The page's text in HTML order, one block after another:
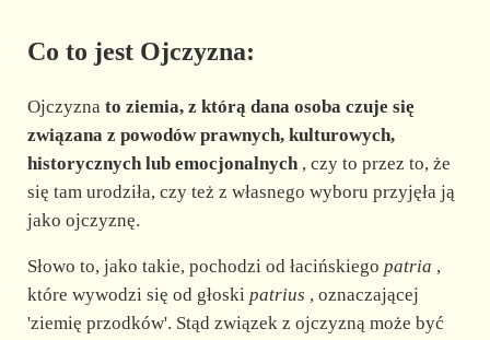
o
Co to jest Ojczyzna:
Ojczyzna to ziemia, z którą dana osoba czuje się
związana z powodów prawnych, kulturowych,
historycznych lub emocjonalnych, czy to przez to, że
się tam urodziła, czy też z własnego wyboru przyjęła ją
jako ojczyznę.
Słowo to, jako takie, pochodzi od łacińskiego patria ,
które wywodzi się od głoski patrius , oznaczającej
'ziemię przodków'. Stąd związek z ojczyzną może być